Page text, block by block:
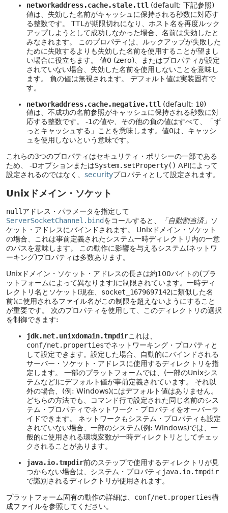
networkaddress.cache.stale.ttl (default: 下記参照)
値は、失効した名前がキャッシュに保持される秒数に対応す
る整数です。
TTLが期限切れになり、ホスト名を再度ルック
アップしようとして成功しなかった場合、名前は失効したと
みなされます。
このプロパティは、ルックアップが失敗した
ために失敗するよりも失効した名前を使用することが望まし
い場合に役立ちます。
値0 (zero)、またはプロパティが設定
されていない場合、失効した名前を使用しないことを意味し
ます。
負の値は無視されます。
デフォルト値は実装固有で
す。
networkaddress.cache.negative.ttl (default: 10)
値は、不成功の名前参照がキャッシュに保持される秒数に対
応する整数です。
-1の値や、その他の負の値はすべて、「ず
っとキャッシュする」ことを意味します。値0は、キャッシ
ュを使用しないという意味です。
これらの3つのプロパティはセキュリティ・ポリシーの一部である
ため、 -DオプションまたはSystem.setProperty() APIによって
設定されるのではなく、 securityプロパティとして設定されます。
Unixドメイン・ソケット
null アドレス・パラメータを指定して
ServerSocketChannel.bindをコールすると、 「自動割当済」 ソ
ケット・アドレスにバインドされます。
Unixドメイン・ソケット
の場合、これは事前定義されたシステム一時ディレクトリ内の一意
のパスを意味します。
この動作に影響を与えるシステム(ネットワ
ーキング)プロパティは多数あります。
Unixドメイン・ソケット・アドレスの長さは約100バイトの(プラ
ットフォームによって異なります)に制限されています。一時ディ
レクトリ名とソケット(現在、 socket_1679697142に類似した名
前)に使用されるファイル名がこの制限を超えないようにすること
が重要です。
次のプロパティを使用して、このディレクトリの選択
を制御できます:
jdk.net.unixdomain.tmpdirこれは、
conf/net.propertiesでネットワーキング・プロパティと
して設定できます。設定した場合、自動的にバインドされる
サーバー・ソケット・アドレスに使用するディレクトリを指
定します。
一部のプラットフォームでは、(一部のUnixシス
テムなど)にデフォルト値が事前定義されています。
それ以
外の場合、(例: Windows)にはデフォルト値はありません。
どちらの方法でも、コマンド行で設定された同じ名前のシス
テム・プロパティでネットワーク・プロパティをオーバーラ
イドできます。
ネットワークもシステム・プロパティも設定
されていない場合、一部のシステム(例: Windows)では、一
般的に使用される環境変数が一時ディレクトリとしてチェッ
クされることがあります。
java.io.tmpdir前のステップで使用するディレクトリが見
つからない場合は、システム・プロパティ java.io.tmpdir
で識別されるディレクトリが使用されます。
プラットフォーム固有の動作の詳細は、 conf/net.properties構
成ファイルを参照してください。